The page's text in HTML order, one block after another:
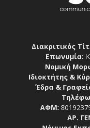
Διακριτικός
Επωνυμία:
Νομική
Ιδιοκτήτης &
Έδρα &
ΑΦΜ:
ΑΡ.